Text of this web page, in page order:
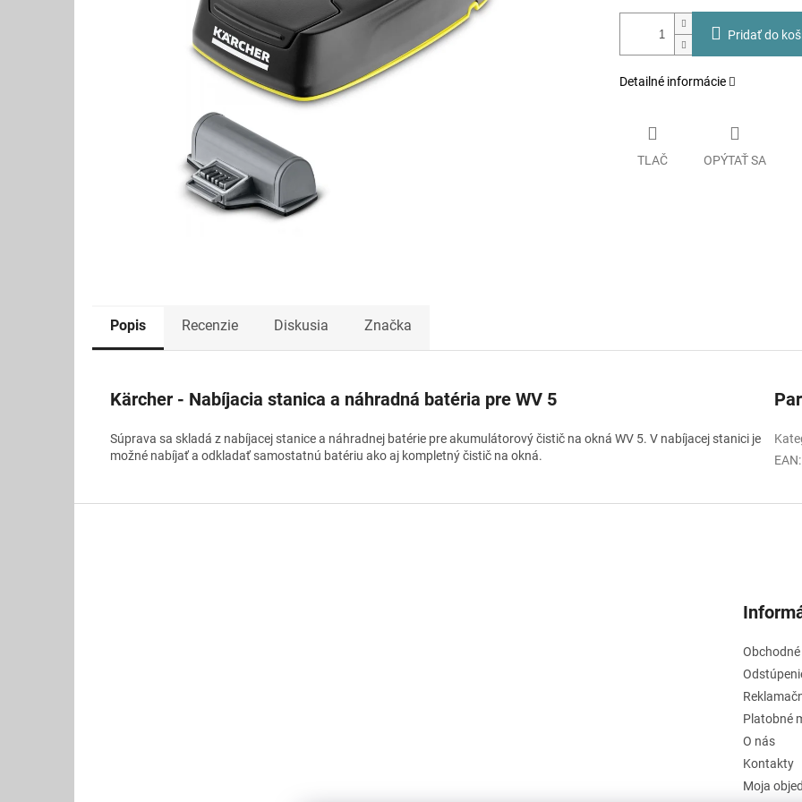
Pridať do
Detailné informácie
TLAČ OPÝTAŤ SA
Popis Recenzie Diskusia Značka
Kärcher - Nabíjacia stanica a náhradná batéria pre WV 5
Súprava sa skladá z nabíjacej stanice a náhradnej batérie pre akumulátorový čistič na okná WV 5. V nabíjacej stanici je
možné nabíjať a odkladať samostatnú batériu ako aj kompletný čistič na okná.
EAN:
Platobné
O nás
Kontakty
Moja